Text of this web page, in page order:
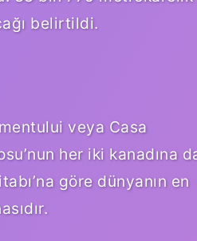
belirtildi.
veya Casa
her iki kanadına
göre dünyanın en